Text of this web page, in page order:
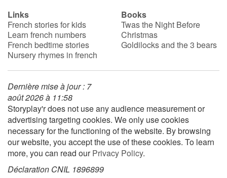
Links
French stories for kids
Learn french numbers
French bedtime stories
Nursery rhymes in french
Books
Twas the Night Before
Christmas
Goldilocks and the 3 bears
Dernière mise à jour : 7
août 2026 à 11:58
Storyplay'r does not use any audience measurement or
advertising targeting cookies. We only use cookies
necessary for the functioning of the website. By browsing
our website, you accept the use of these cookies. To learn
more, you can read ourPrivacy Policy.
Déclaration CNIL 1896899